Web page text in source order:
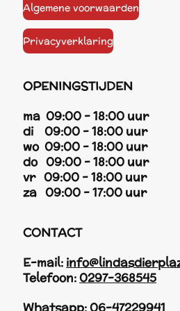
Algemene voorwaarden
Privacyverklaring
OPENINGSTIJDEN
ma 09:00 - 18:00 uur
di 09:00 - 18:00 uur
wo 09:00 - 18:00 uur
do 09:00 - 18:00 uur
vr 09:00 - 18:00 uur
za 09:00 - 17:00 uur
CONTACT
E-mail:
Telefoon:0297-368545